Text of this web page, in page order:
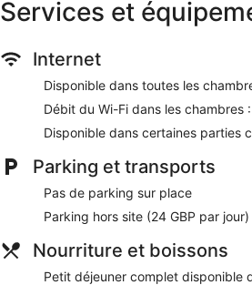
de prestations de choix comme l'accès
supplément).
Wi-Fi gratuit (vitesse : 25 Mbit/s
Vous profiterez sur place d'bar/
Petit déjeuner complet servi tous
nettoyage à sec / blanchisserie,
pour les visites touristiques ou
consigne à bagages
l'emplacement et le personnel
beaucoup aux clients
minutes de Piccadilly Circus
Services et
Internet
Disponible dans toutes les
Débit du Wi-Fi dans les chambres
Disponible dans certaines parties
Parking et transports
Pas de parking sur place
Parking hors site (24 GBP par jour)
Nourriture et boissons
Petit déjeuner complet disponible